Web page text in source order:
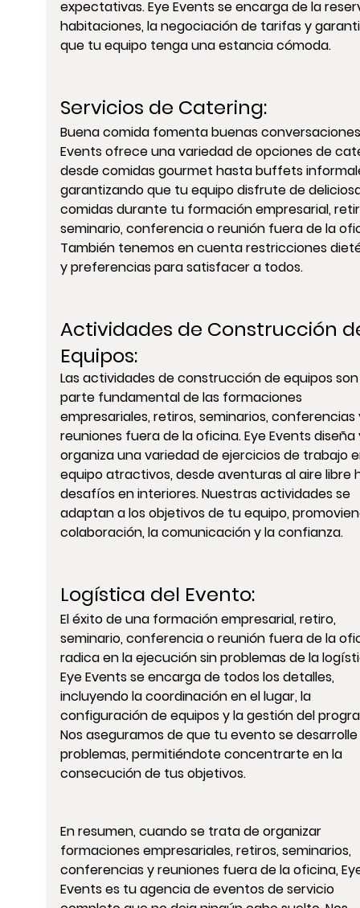
expectativas. Eye Events se encarga de la
habitaciones, la negociación de tarifas y
que tu equipo tenga una estancia cómoda.
Servicios de Catering:
Buena comida fomenta buenas
Events ofrece una variedad de opciones de
desde comidas gourmet hasta buffets
garantizando que tu equipo disfrute de
comidas durante tu formación empresarial,
seminario, conferencia o reunión fuera de la
También tenemos en cuenta restricciones
y preferencias para satisfacer a todos.
Actividades de Construcción
Equipos:
Las actividades de construcción de equipos
parte fundamental de las formaciones
empresariales, retiros, seminarios,
reuniones fuera de la oficina. Eye Events
organiza una variedad de ejercicios de trabajo
equipo atractivos, desde aventuras al aire libre
desafíos en interiores. Nuestras actividades se
adaptan a los objetivos de tu equipo,
colaboración, la comunicación y la confianza.
Logística del Evento:
El éxito de una formación empresarial, retiro,
seminario, conferencia o reunión fuera de la
radica en la ejecución sin problemas de la
Eye Events se encarga de todos los detalles,
incluyendo la coordinación en el lugar, la
configuración de equipos y la gestión del
Nos aseguramos de que tu evento se
problemas, permitiéndote concentrarte en la
consecución de tus objetivos.
En resumen, cuando se trata de organizar
formaciones empresariales, retiros, seminarios,
conferencias y reuniones fuera de la oficina,
Events es tu agencia de eventos de servicio